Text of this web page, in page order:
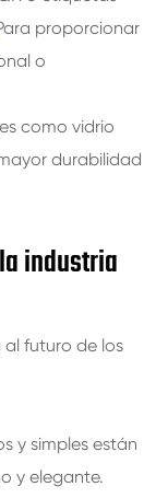
proporcionar
o
como vidrio
durabilidad
industria
futuro de los
y simples están
y elegante.